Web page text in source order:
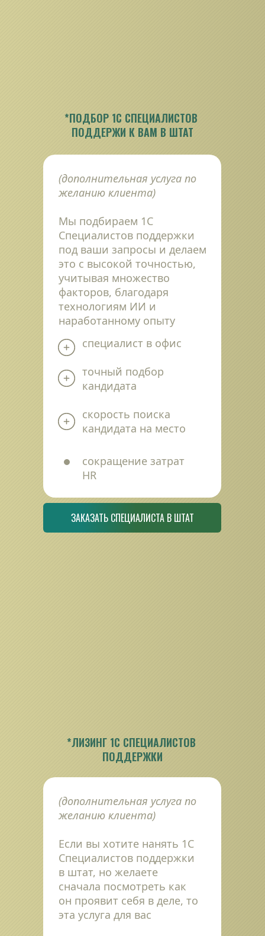
*ПОДБОР 1С СПЕЦИАЛИСТОВ
ПОДДЕРЖИ К ВАМ В ШТАТ
*ЛИЗИНГ 1С СПЕЦИАЛИСТОВ
ПОДДЕРЖКИ
(дополнительная услуга по
желанию клиента)
Мы подбираем 1С
Специалистов поддержки
под ваши запросы и делаем
это с высокой точностью,
учитывая множество
факторов, благодаря
технологиям ИИ и
наработанному опыту
(дополнительная услуга по
желанию клиента)
Если вы хотите нанять 1С
Специалистов поддержки
в штат, но желаете
сначала посмотреть как
он проявит себя в деле, то
эта услуга для вас
специалист в офис
точный подбор
кандидата
скорость поиска
кандидата на место
сокращение затрат
HR
ЗАКАЗАТЬ СПЕЦИАЛИСТА В ШТАТ